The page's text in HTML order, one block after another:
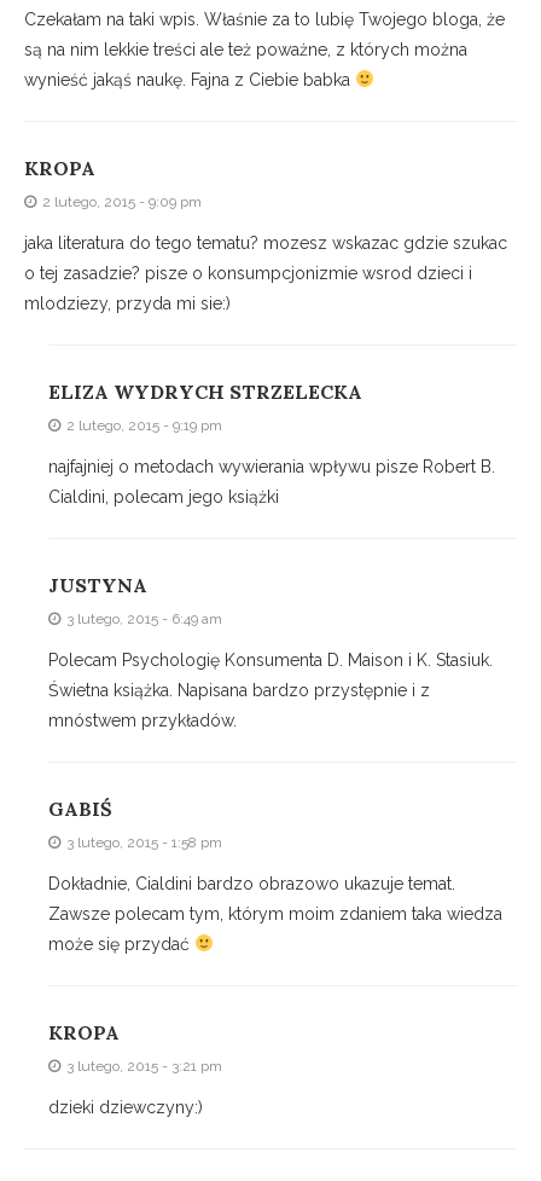
Czekałam na taki wpis. Właśnie za to lubię Twojego bloga, że
są na nim lekkie treści ale też poważne, z których można
wynieść jakąś naukę. Fajna z Ciebie babka
KROPA
2 lutego, 2015 - 9:09 pm
jaka literatura do tego tematu? mozesz wskazac gdzie szukac
o tej zasadzie? pisze o konsumpcjonizmie wsrod dzieci i
mlodziezy, przyda mi sie:)
ELIZA WYDRYCH STRZELECKA
2 lutego, 2015 - 9:19 pm
najfajniej o metodach wywierania wpływu pisze Robert B.
Cialdini, polecam jego książki
JUSTYNA
3 lutego, 2015 - 6:49 am
Polecam Psychologię Konsumenta D. Maison i K. Stasiuk.
Świetna książka. Napisana bardzo przystępnie i z
mnóstwem przykładów.
GABIŚ
3 lutego, 2015 - 1:58 pm
Dokładnie, Cialdini bardzo obrazowo ukazuje temat.
Zawsze polecam tym, którym moim zdaniem taka wiedza
może się przydać
KROPA
3 lutego, 2015 - 3:21 pm
dzieki dziewczyny:)